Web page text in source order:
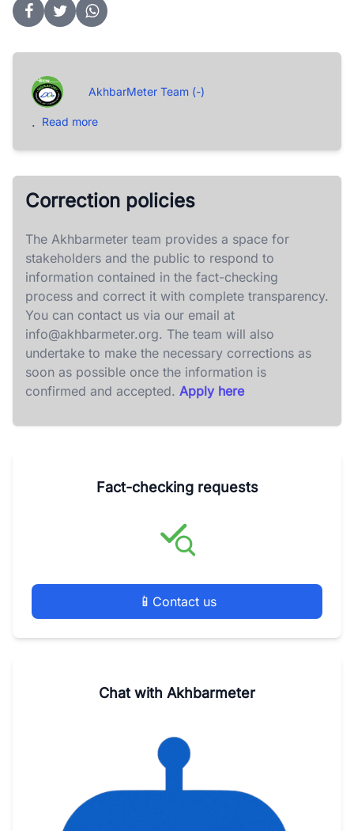
AkhbarMeter Team (-)
. Read more
Correction policies
The Akhbarmeter team provides a space for
stakeholders and the public to respond to
information contained in the fact-checking
process and correct it with complete transparency.
You can contact us via our email at
info@akhbarmeter.org. The team will also
undertake to make the necessary corrections as
soon as possible once the information is
confirmed and accepted. Apply here
Fact-checking requests
📱 Contact us
Chat with Akhbarmeter